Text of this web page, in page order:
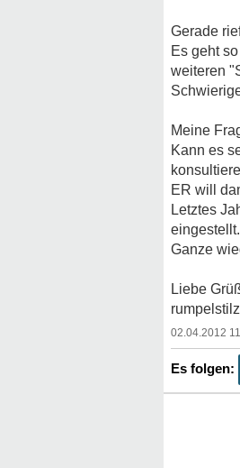
Gerade
Es geht
weiteren
Meine
Kann es
ER will
Letztes
Ganze
Liebe
02.04.2012